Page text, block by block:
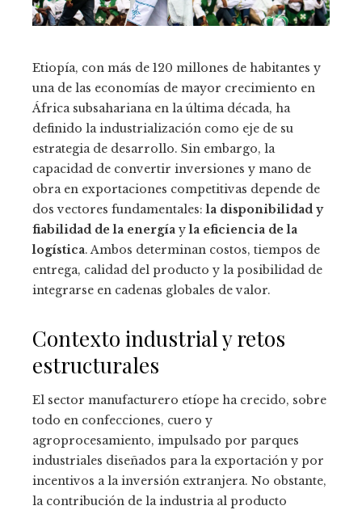
Etiopía, con más de 120 millones de habitantes y
una de las economías de mayor crecimiento en
África subsahariana en la última década, ha
definido la industrialización como eje de su
estrategia de desarrollo. Sin embargo, la
capacidad de convertir inversiones y mano de
obra en exportaciones competitivas depende de
dos vectores fundamentales:la disponibilidad y
fiabilidad de la energía yla eficiencia de la
logística. Ambos determinan costos, tiempos de
entrega, calidad del producto y la posibilidad de
integrarse en cadenas globales de valor.
Contexto industrial y retos
estructurales
El sector manufacturero etíope ha crecido, sobre
todo en confecciones, cuero y
agroprocesamiento, impulsado por parques
industriales diseñados para la exportación y por
incentivos a la inversión extranjera. No obstante,
la contribución de la industria al producto